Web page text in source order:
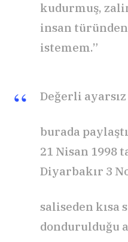
kudurmuş,
insan
istemem.”
Değerli
burada
21 Nisan 1998
Diyarbakır 3
saliseden
dondurulduğu